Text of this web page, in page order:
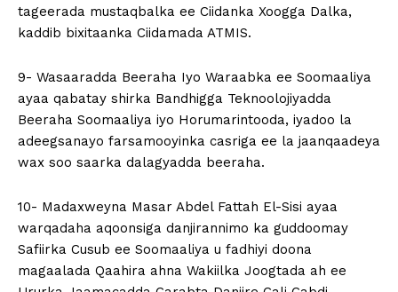
tageerada mustaqbalka ee Ciidanka Xoogga Dalka,
kaddib bixitaanka Ciidamada ATMIS.
9- Wasaaradda Beeraha Iyo Waraabka ee Soomaaliya
ayaa qabatay shirka Bandhigga Teknoolojiyadda
Beeraha Soomaaliya iyo Horumarintooda, iyadoo la
adeegsanayo farsamooyinka casriga ee la jaanqaadeya
wax soo saarka dalagyadda beeraha.
10- Madaxweyna Masar Abdel Fattah El-Sisi ayaa
warqadaha aqoonsiga danjirannimo ka guddoomay
Safiirka Cusub ee Soomaaliya u fadhiyi doona
magaalada Qaahira ahna Wakiilka Joogtada ah ee